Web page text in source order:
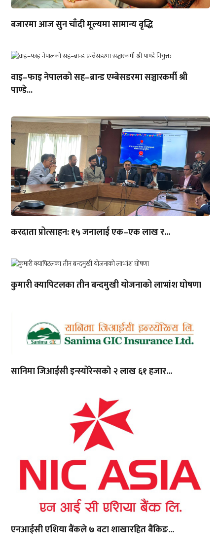
बजारमा आज सुन चाँदी मूल्यमा सामान्य वृद्धि
वाइ–फाइ नेपालको सह–ब्रान्ड एम्बेसडरमा सञ्चारकर्मी श्री
पाण्डे...
करदाता प्रोत्साहन: १५ जनालाई एक–एक लाख र...
कुमारी क्यापिटलका तीन बन्दमुखी योजनाको लाभांश घोषणा
सानिमा जिआईसी इन्स्योरेन्सको २ लाख ६१ हजार...
एनआईसी एशिया बैंकले ७ वटा शाखारहित बैंकिङ...